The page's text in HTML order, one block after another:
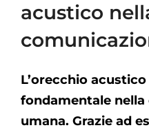
acustico
L’orecchio
fondamentale
umana. Grazie ad